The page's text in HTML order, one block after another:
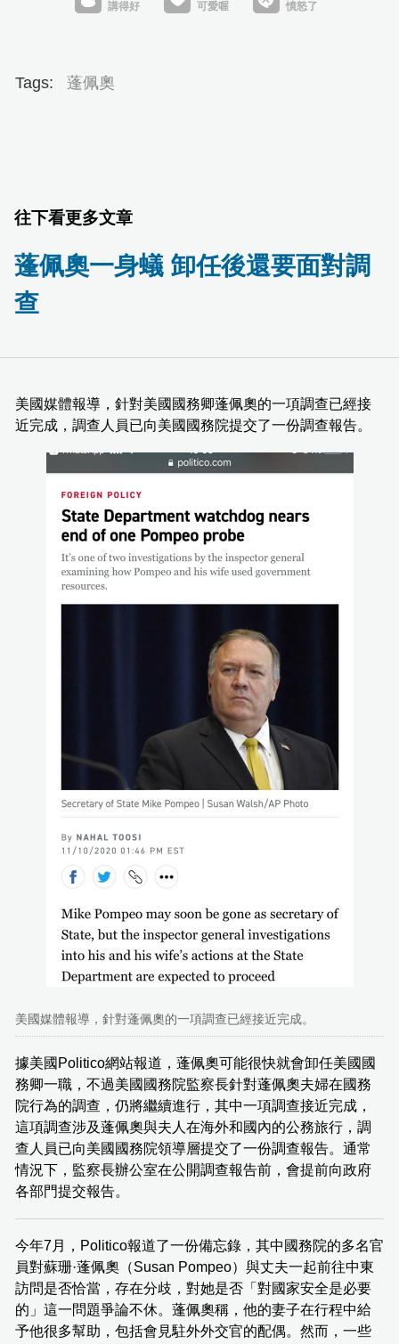
Tags: 蓬佩奧
往下看更多文章
蓬佩奧一身蟻 卸任後還要面對調
查
美國媒體報導，針對美國國務卿蓬佩奧的一項調查已經接
近完成，調查人員已向美國國務院提交了一份調查報告。
美國媒體報導，針對蓬佩奧的一項調查已經接近完成。
據美國Politico網站報道，蓬佩奧可能很快就會卸任美國國
務卿一職，不過美國國務院監察長針對蓬佩奧夫婦在國務
院行為的調查，仍將繼續進行，其中一項調查接近完成，
這項調查涉及蓬佩奧與夫人在海外和國內的公務旅行，調
查人員已向美國國務院領導層提交了一份調查報告。通常
情況下，監察長辦公室在公開調查報告前，會提前向政府
各部門提交報告。
今年7月，Politico報道了一份備忘錄，其中國務院的多名官
員對蘇珊·蓬佩奧（Susan Pompeo）與丈夫一起前往中東
訪問是否恰當，存在分歧，對她是否「對國家安全是必要
的」這一問題爭論不休。蓬佩奧稱，他的妻子在行程中給
予他很多幫助，包括會見駐外外交官的配偶。然而，一些